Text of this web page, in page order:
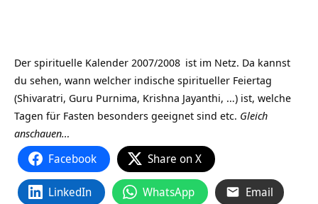
Der spirituelle Kalender 2007/2008 ist im Netz. Da kannst
du sehen, wann welcher indische spiritueller Feiertag
(Shivaratri, Guru Purnima, Krishna Jayanthi, …) ist, welche
Tagen für Fasten besonders geeignet sind etc. Gleich
anschauen…
Facebook Share on X
LinkedIn WhatsApp Email